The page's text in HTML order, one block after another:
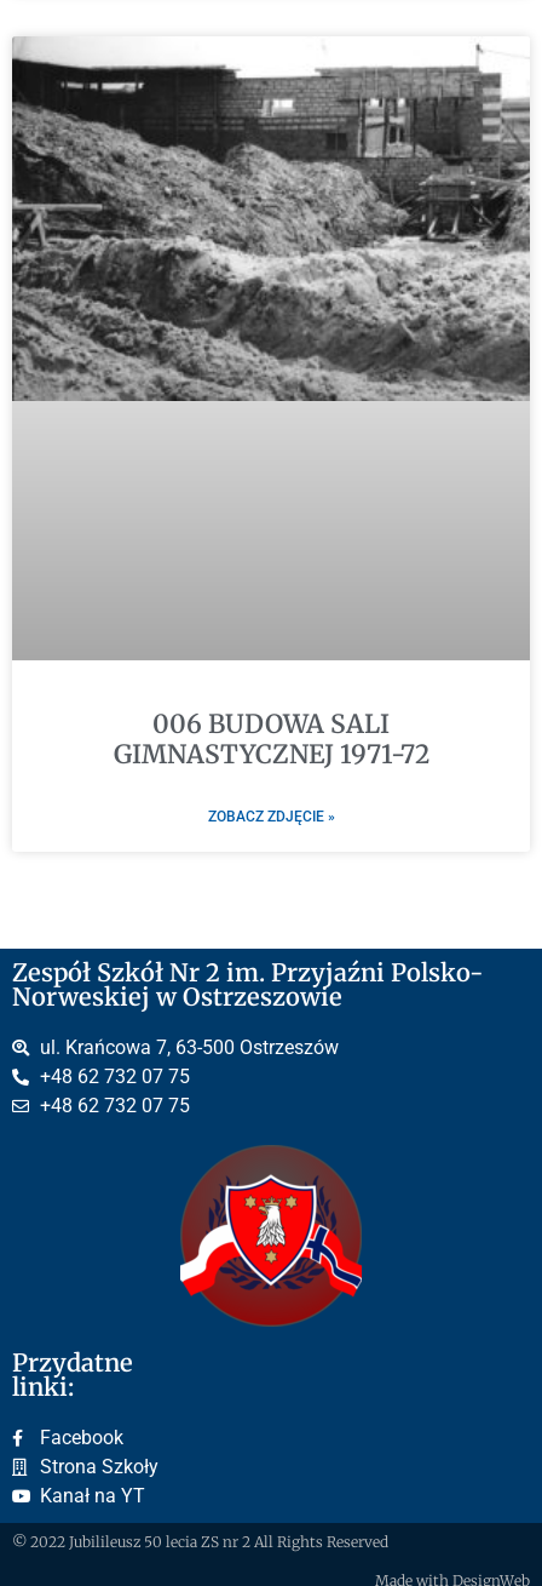
006 BUDOWA SALI
GIMNASTYCZNEJ 1971-72
ZOBACZ ZDJĘCIE »
Zespół Szkół Nr 2 im. Przyjaźni Polsko-
Norweskiej w Ostrzeszowie
ul. Krańcowa 7, 63-500 Ostrzeszów
+48 62 732 07 75
+48 62 732 07 75
Przydatne
linki:
Facebook
Strona Szkoły
Kanał na YT
© 2022 Jubilileusz 50 lecia ZS nr 2 All Rights Reserved
Made with DesignWeb